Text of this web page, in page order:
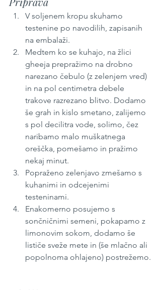
V soljenem kropu skuhamo
testenine po navodilih, zapisanih
na embalaži.
Medtem ko se kuhajo, na žlici
gheeja prepražimo na drobno
narezano čebulo (z zelenjem vred)
in na pol centimetra debele
trakove razrezano blitvo. Dodamo
še grah in kislo smetano, zalijemo
s pol decilitra vode, solimo, čez
naribamo malo muškatnega
oreščka, pomešamo in pražimo
nekaj minut.
Popraženo zelenjavo zmešamo s
kuhanimi in odcejenimi
testeninami.
Enakomerno posujemo s
sončničnimi semeni, pokapamo z
limonovim sokom, dodamo še
lističe sveže mete in (še mlačno ali
popolnoma ohlajeno) postrežemo.